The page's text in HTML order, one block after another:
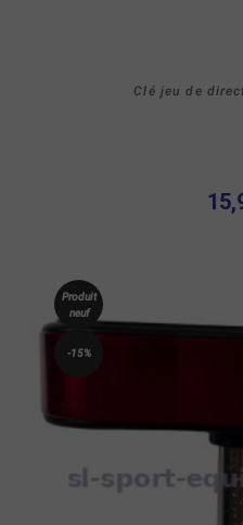
Clé jeu de
Produit
neuf
-15%